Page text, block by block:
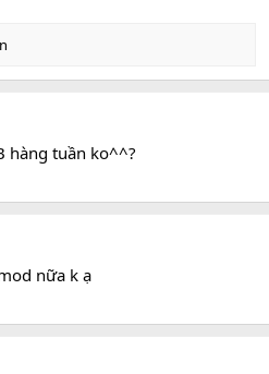
hàng tuần ko^^?
nữa k ạ